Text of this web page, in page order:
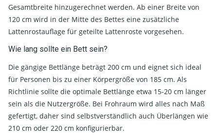
Gesamtbreite hinzugerechnet werden. Ab einer Breite von
120 cm wird in der Mitte des Bettes eine zusätzliche
Lattenrostauflage für geteilte Lattenroste vorgesehen.
Wie lang sollte ein Bett sein?
Die gängige Bettlänge beträgt 200 cm und eignet sich ideal
für Personen bis zu einer Körpergröße von 185 cm. Als
Richtlinie sollte die optimale Bettlänge etwa 15-20 cm länger
sein als die Nutzergröße. Bei Frohraum wird alles nach Maß
gefertigt, daher sind selbstverständlich auch Überlängen wie
210 cm oder 220 cm konfigurierbar.